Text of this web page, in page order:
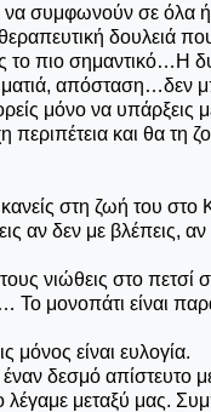
να συμφωνούν σε
δουλειά
πιο σημαντικό…Η
ματιά, απόσταση…δεν
μόνο να υπάρξεις
περιπέτεια και θα
στη ζωή του
αν δεν με βλέπεις,
νιώθεις στο
μονοπάτι είναι
μόνος είναι ευλογία.
δεσμό
μεταξύ μας.